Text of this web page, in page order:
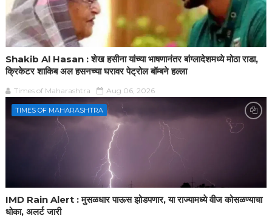
Shakib Al Hasan : शेख हसीना यांच्या भाषणानंतर बांग्लादेशमध्ये मोठा राडा,
क्रिकेटर शाकिब अल हसनच्या घरावर पेट्रोल बॉम्बने हल्ला
Times of Maharashtra Aug 06, 2026
TIMES OF MAHARASHTRA
IMD Rain Alert : मुसळधार पाऊस झोडपणार, या राज्यामध्ये वीज कोसळण्याचा
धोका, अलर्ट जारी